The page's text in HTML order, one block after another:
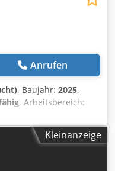
Anrufen
, Baujahr: 2025,
, Arbeitsbereich:
Schlatter
aus: - Stützteilautomat
(Hydraulisch) -
Kleinanzeige